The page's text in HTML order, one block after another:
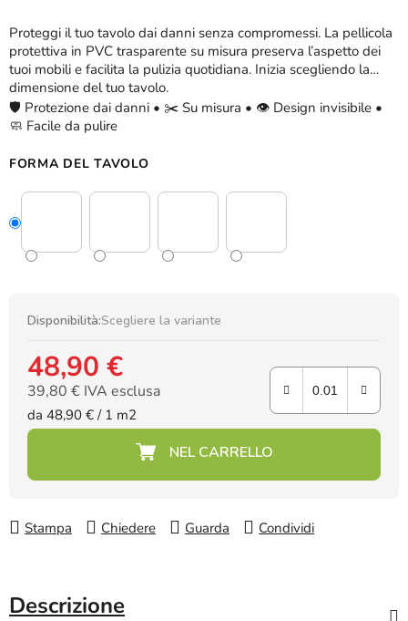
Proteggi il tuo tavolo dai danni senza compromessi. La pellicola
protettiva in PVC trasparente su misura preserva l’aspetto dei
tuoi mobili e facilita la pulizia quotidiana. Inizia scegliendo la
dimensione del tuo tavolo.
🛡️ Protezione dai danni • ✂️ Su misura • 👁️ Design invisibile •
🧼 Facile da pulire
FORMA DEL TAVOLO
Disponibilità:Scegliere la variante
48,90 €
39,80 € IVA esclusa
Prezzo della misura:
da 48,90 € / 1 m2
Stampa Chiedere Guarda Condividi
Descrizione